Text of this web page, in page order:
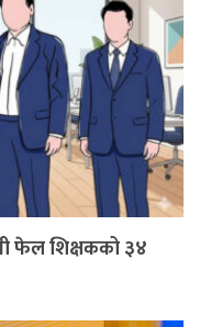
फेल शिक्षकको ३४